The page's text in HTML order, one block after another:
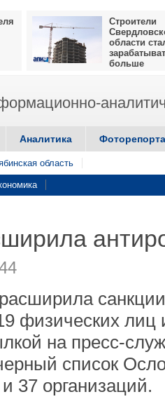
Строители
области
больше
Аналитика
область
физических лиц
на пресс-
список
37 организаций.